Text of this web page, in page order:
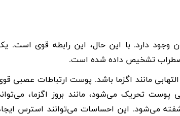
وجود دارد. با این حال، این رابطه قوی است.
مانند اگزما باشد. پوست ارتباطات عصبی
تحریک می‌شود، مانند بروز اگزما،
می‌شود. این احساسات می‌توانند استرس